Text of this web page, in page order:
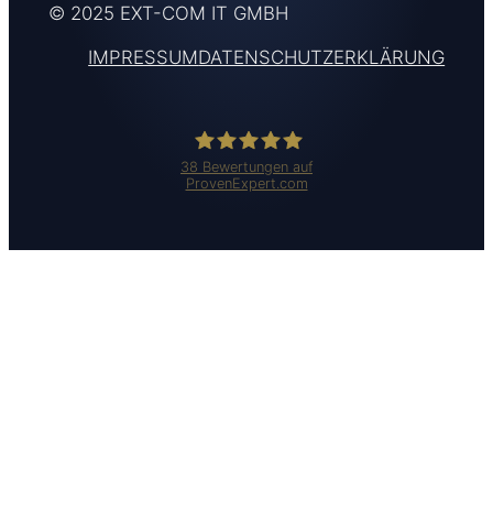
© 2025 EXT-COM IT GMBH
IMPRESSUMDATENSCHUTZERKLÄRUNG
38 Bewertungen auf
ProvenExpert.com